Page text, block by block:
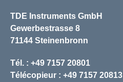
TDE Instruments GmbH
Gewerbestrasse 8
71144 Steinenbronn
Tél. : +49 7157 20801
Télécopieur : +49 7157 20813